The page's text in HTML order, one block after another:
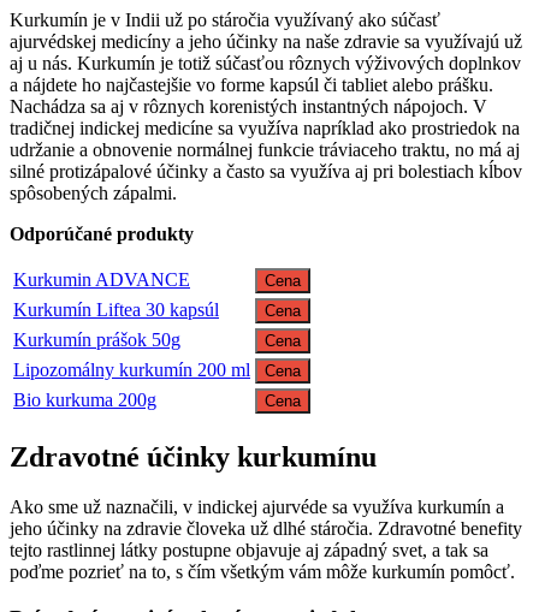
Kurkumín je v Indii už po stáročia využívaný ako súčasť
ajurvédskej medicíny a jeho účinky na naše zdravie sa využívajú už
aj u nás. Kurkumín je totiž súčasťou rôznych výživových doplnkov
a nájdete ho najčastejšie vo forme kapsúl či tabliet alebo prášku.
Nachádza sa aj v rôznych korenistých instantných nápojoch. V
tradičnej indickej medicíne sa využíva napríklad ako prostriedok na
udržanie a obnovenie normálnej funkcie tráviaceho traktu, no má aj
silné protizápalové účinky a často sa využíva aj pri bolestiach kĺbov
spôsobených zápalmi.
Odporúčané produkty
Kurkumin ADVANCE Cena
Kurkumín Liftea 30 kapsúl Cena
Kurkumín prášok 50g Cena
Lipozomálny kurkumín 200 ml Cena
Bio kurkuma 200g Cena
Zdravotné účinky kurkumínu
Ako sme už naznačili, v indickej ajurvéde sa využíva kurkumín a
jeho účinky na zdravie človeka už dlhé stáročia. Zdravotné benefity
tejto rastlinnej látky postupne objavuje aj západný svet, a tak sa
poďme pozrieť na to, s čím všetkým vám môže kurkumín pomôcť.